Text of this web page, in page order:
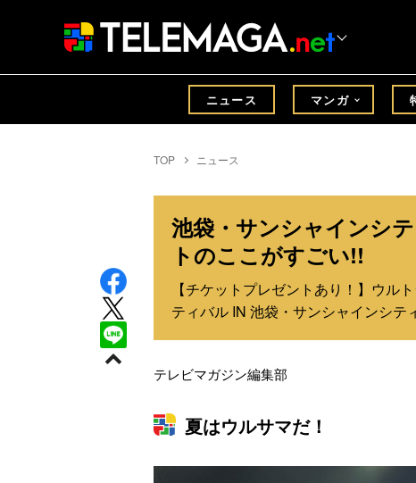
ニュース マンガ
TOP ニュース
池袋・サンシャインシ
トのここがすごい!!
【チケットプレゼントあり！】ウル
ティバル IN 池袋・サンシャインシ
テレビマガジン編集部
夏はウルサマだ！